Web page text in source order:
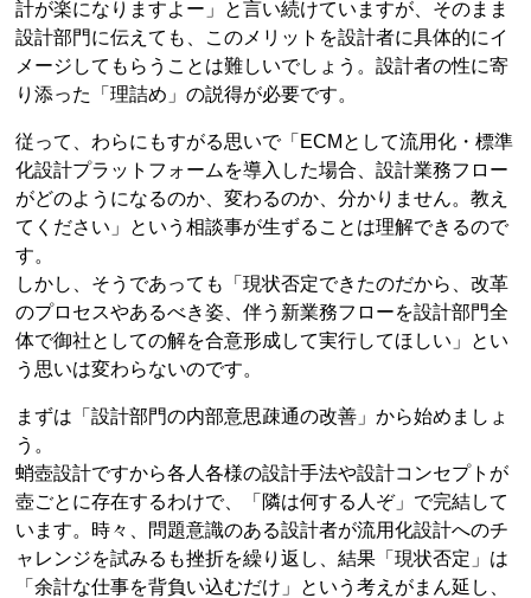
計が楽になりますよー」と言い続けていますが、そのまま
設計部門に伝えても、このメリットを設計者に具体的にイ
メージしてもらうことは難しいでしょう。設計者の性に寄
り添った「理詰め」の説得が必要です。
従って、わらにもすがる思いで「ECMとして流用化・標準
化設計プラットフォームを導入した場合、設計業務フロー
がどのようになるのか、変わるのか、分かりません。教え
てください」という相談事が生ずることは理解できるので
す。
しかし、そうであっても「現状否定できたのだから、改革
のプロセスやあるべき姿、伴う新業務フローを設計部門全
体で御社としての解を合意形成して実行してほしい」とい
う思いは変わらないのです。
まずは「設計部門の内部意思疎通の改善」から始めましょ
う。
蛸壺設計ですから各人各様の設計手法や設計コンセプトが
壺ごとに存在するわけで、「隣は何する人ぞ」で完結して
います。時々、問題意識のある設計者が流用化設計へのチ
ャレンジを試みるも挫折を繰り返し、結果「現状否定」は
「余計な仕事を背負い込むだけ」という考えがまん延し、